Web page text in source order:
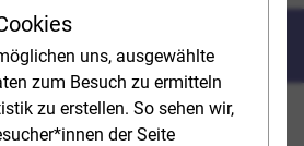
uns, ausgewählte
zum Besuch zu ermitteln
zu erstellen. So sehen wir,
der Seite
und Informationsangebote